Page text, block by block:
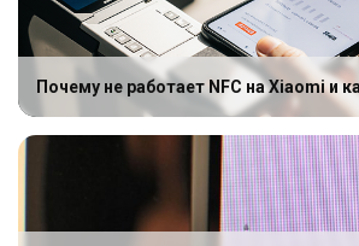
Почему не работает NFC на Xiaomi и